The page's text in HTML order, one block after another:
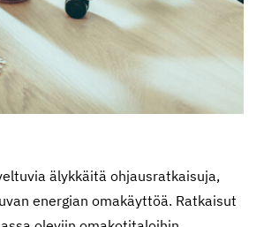
älykkäitä ohjausratkaisuja,
energian omakäyttöä. Ratkaisut